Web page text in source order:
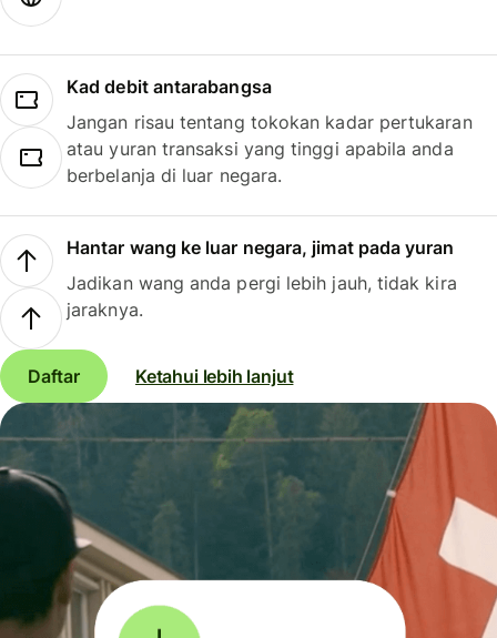
Kad debit antarabangsa
Jangan risau tentang tokokan kadar pertukaran
atau yuran transaksi yang tinggi apabila anda
berbelanja di luar negara.
Hantar wang ke luar negara, jimat pada yuran
Jadikan wang anda pergi lebih jauh, tidak kira
jaraknya.
Daftar Ketahui lebih lanjut